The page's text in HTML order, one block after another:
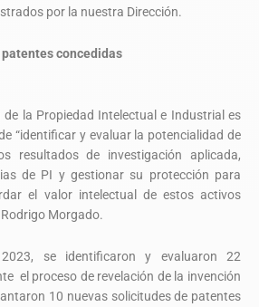
por la nuestra Dirección.
concedidas
de la Propiedad Intelectual e Industrial es
“identificar y evaluar la potencialidad de
resultados de investigación aplicada,
de PI y gestionar su protección para
el valor intelectual de estos activos
Morgado.
se identificaron y evaluaron 22
el proceso de revelación de la invención
10 nuevas solicitudes de patentes